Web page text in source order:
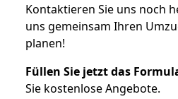
Kontaktieren Sie uns noch
uns gemeinsam Ihren
planen!
Füllen Sie jetzt das
Sie kostenlose Angebote.